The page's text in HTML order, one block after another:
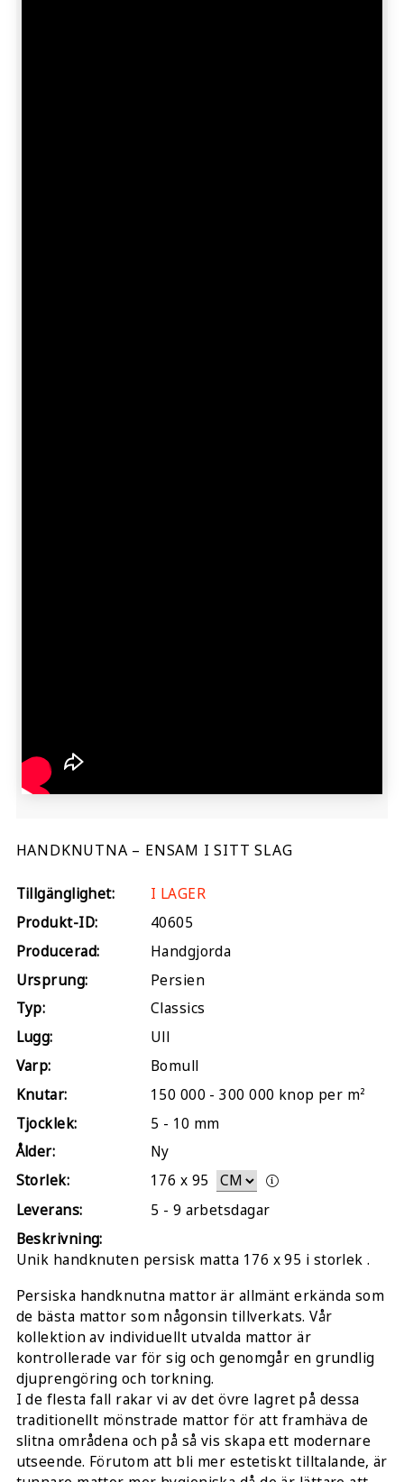
HANDKNUTNA – ENSAM I SITT SLAG
Tillgänglighet:
I LAGER
Produkt-ID:
40605
Producerad:
Handgjorda
Ursprung:
Persien
Typ:
Classics
Lugg:
Ull
Varp:
Bomull
Knutar:
150 000 - 300 000 knop per m²
Tjocklek:
5 - 10 mm
Ålder:
Ny
Storlek:
176 x 95
Leverans:
5 - 9 arbetsdagar
Beskrivning:
Unik handknuten persisk matta 176 x 95 i storlek .
Persiska handknutna mattor är allmänt erkända som
de bästa mattor som någonsin tillverkats. Vår
kollektion av individuellt utvalda mattor är
kontrollerade var för sig och genomgår en grundlig
djuprengöring och torkning.
I de flesta fall rakar vi av det övre lagret på dessa
traditionellt mönstrade mattor för att framhäva de
slitna områdena och på så vis skapa ett modernare
utseende. Förutom att bli mer estetiskt tilltalande, är